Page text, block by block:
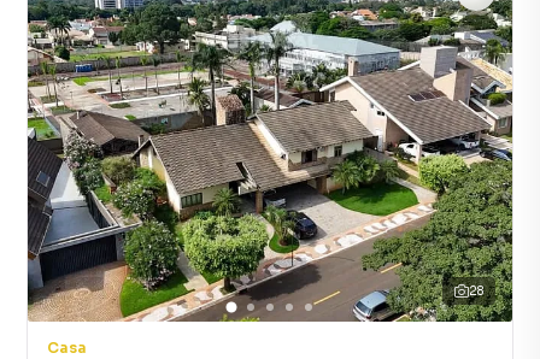
28
Casa